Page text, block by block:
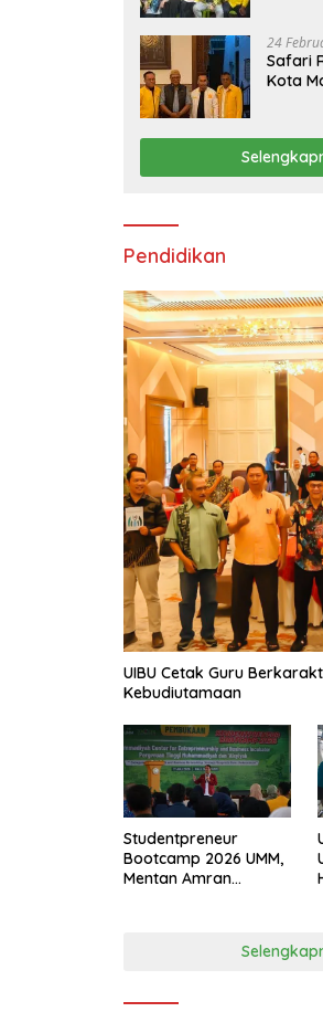
24
Safari
Kota
Pendidikan
UIBU Cetak Guru
Kebudiutamaan
Studentpreneur
Bootcamp 2026 UMM,
Mentan Amran